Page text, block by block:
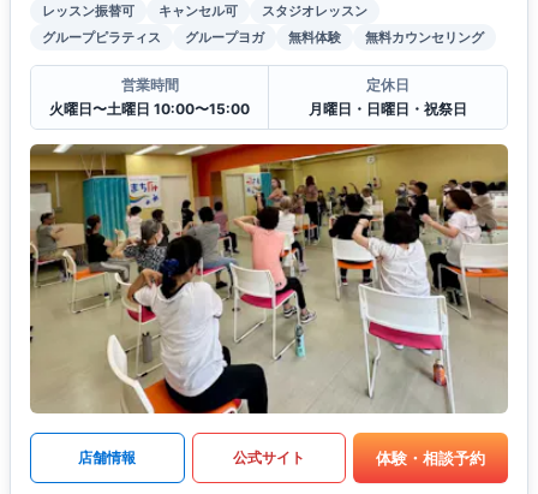
レッスン振替可 キャンセル可
スタジオレッスン
グループピラティス
グループヨガ 無料体験 無料カウンセリング
営業時間
火曜日〜土曜日 10:00〜15:00
定休日
月曜日・日曜日・祝祭日
店舗情報 公式サイト 体験・相談予約